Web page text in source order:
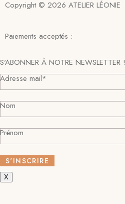
Copyright © 2026 ATELIER LÉONIE
Paiements acceptés :
S'ABONNER À NOTRE NEWSLETTER !
Adresse mail*
Nom
Prénom
X